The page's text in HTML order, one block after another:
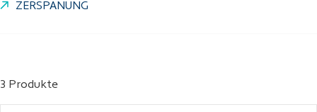
ZERSPANUNG
3 Produkte